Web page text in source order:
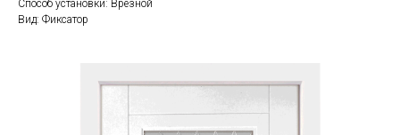
Способ установки: Врезной
Вид: Фиксатор